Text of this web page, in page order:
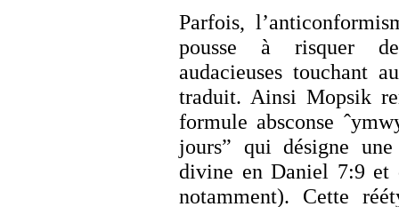
Parfois,
pousse à risquer
audacieuses touchant
traduit. Ainsi Mopsik
formule absconse
jours” qui désigne
divine en Daniel 7:9
notamment). Cette